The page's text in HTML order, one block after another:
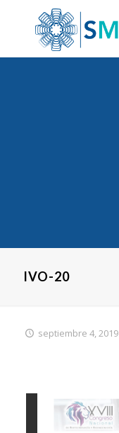
IVO-20
septiembre 4, 2019